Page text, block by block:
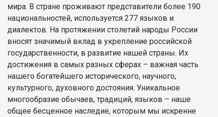
мира. В стране проживают представители более 190
национальностей, используется 277 языков и
диалектов. На протяжении столетий народы России
вносят значимый вклад в укрепление российской
государственности, в развитие нашей страны. Их
достижения в самых разных сферах – важная часть
нашего богатейшего исторического, научного,
культурного, духовного достояния. Уникальное
многообразие обычаев, традиций, языков – наше
общее бесценное наследие, которым мы искренне